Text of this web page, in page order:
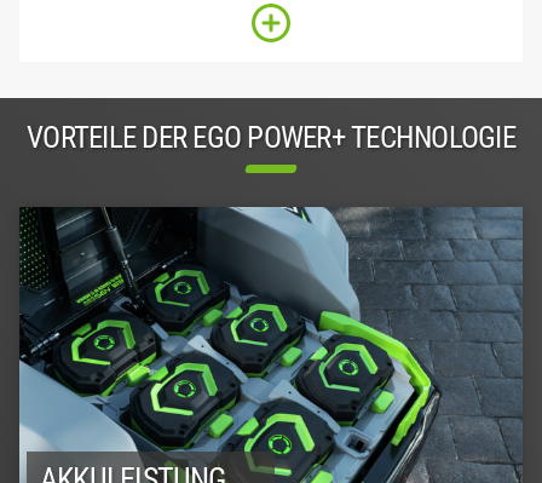
VORTEILE DER EGO POWER+ TECHNOLOGIE